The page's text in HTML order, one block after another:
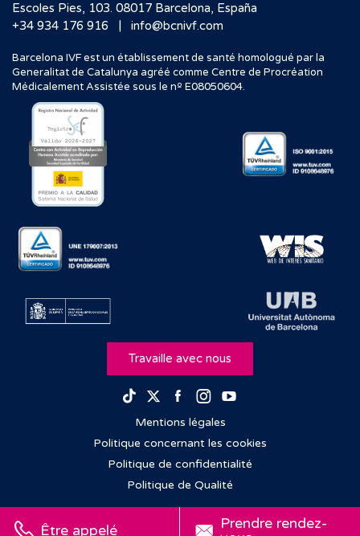
Être appelé
Prendre rendez-
Escoles Pies, 103. 08017 Barcelona, España
+34 934 176 916
| info@bcnivf.com
Barcelona IVF est un établissement de santé homologué par la
Generalitat de Catalunya agréé comme Centre de Procréation
Médicalement Assistée sous le nº E08050604.
Travaille avec nous
TikTokTwitterFacebook
Instagram
Mentions légales
Politique concernant les cookies
Politique de confidentialité
Politique de Qualité